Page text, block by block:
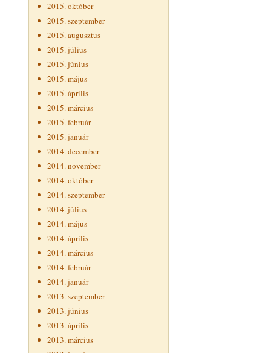
2015. október
2015. szeptember
2015. augusztus
2015. július
2015. június
2015. május
2015. április
2015. március
2015. február
2015. január
2014. december
2014. november
2014. október
2014. szeptember
2014. július
2014. május
2014. április
2014. március
2014. február
2014. január
2013. szeptember
2013. június
2013. április
2013. március